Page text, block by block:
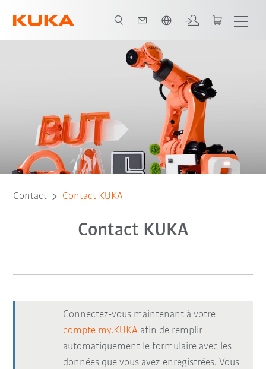
Contact Contact KUKA
Contact KUKA
Connectez-vous maintenant à votre
compte my.KUKA afin de remplir
automatiquement le formulaire avec les
données que vous avez enregistrées. Vous